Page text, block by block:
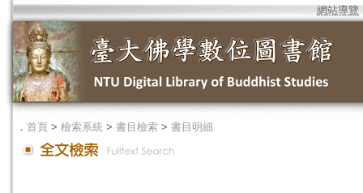
網站導覽
． 首頁 > 檢索系統 > 書目檢索 > 書目明細